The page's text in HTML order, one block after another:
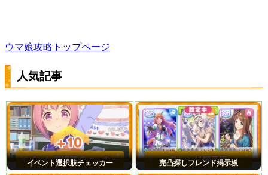
ウマ娘攻略トップページ
人気記事
イベント選択肢チェッカー 完凸探しフレンド掲示板